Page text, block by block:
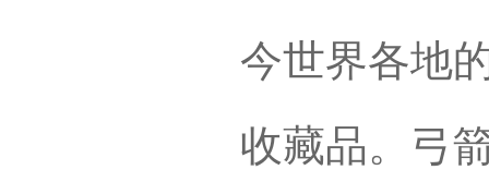
今世界各地
收藏品。弓